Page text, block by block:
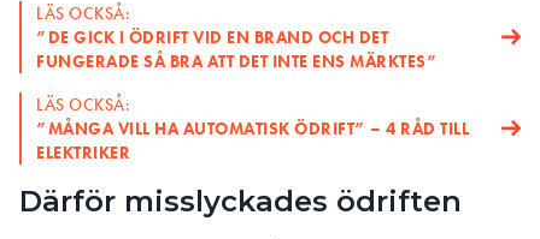
LÄS OCKSÅ:
”DE GICK I ÖDRIFT VID EN BRAND OCH DET
FUNGERADE SÅ BRA ATT DET INTE ENS MÄRKTES”
LÄS OCKSÅ:
”MÅNGA VILL HA AUTOMATISK ÖDRIFT” – 4 RÅD TILL
ELEKTRIKER
Därför misslyckades ödriften